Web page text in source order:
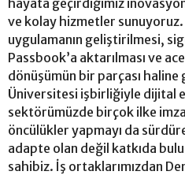
ve kolay hizmetler
uygulamanın geliştirilmesi,
Passbook’a aktarılması ve
dönüşümün bir parçası
Üniversitesi işbirliğiyle dijital
sektörümüzde birçok ilke
öncülükler yapmayı da
adapte olan değil katkıda
sahibiz. İş ortaklarımızdan